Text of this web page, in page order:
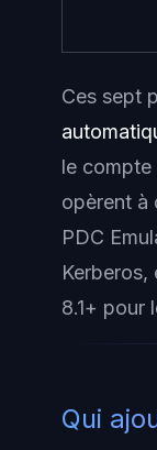
Ces sept
le compte
opèrent à
PDC
8.1+ pour
Qui